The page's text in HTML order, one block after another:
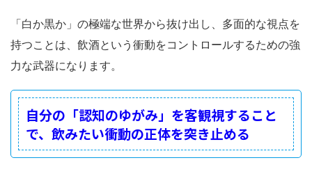
「白か黒か」の極端な世界から抜け出し、多面的な視点を
持つことは、飲酒という衝動をコントロールするための強
力な武器になります。
自分の「認知のゆがみ」を客観視すること
で、飲みたい衝動の正体を突き止める